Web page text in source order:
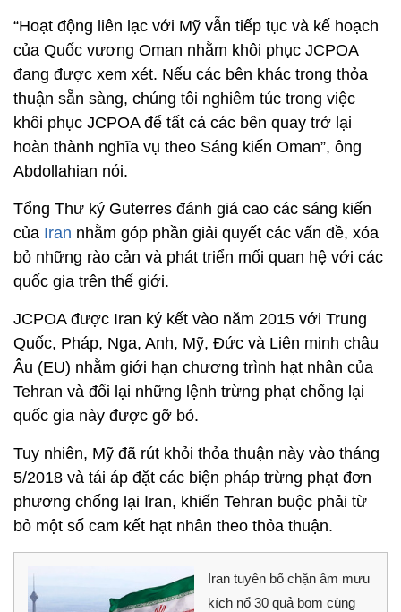
“Hoạt động liên lạc với Mỹ vẫn tiếp tục và kế hoạch
của Quốc vương Oman nhằm khôi phục JCPOA
đang được xem xét. Nếu các bên khác trong thỏa
thuận sẵn sàng, chúng tôi nghiêm túc trong việc
khôi phục JCPOA để tất cả các bên quay trở lại
hoàn thành nghĩa vụ theo Sáng kiến ​​Oman”, ông
Abdollahian nói.
Tổng Thư ký Guterres đánh giá cao các sáng kiến
của Iran nhằm góp phần giải quyết các vấn đề, xóa
bỏ những rào cản và phát triển mối quan hệ với các
quốc gia trên thế giới.
JCPOA được Iran ký kết vào năm 2015 với Trung
Quốc, Pháp, Nga, Anh, Mỹ, Đức và Liên minh châu
Âu (EU) nhằm giới hạn chương trình hạt nhân của
Tehran và đổi lại những lệnh trừng phạt chống lại
quốc gia này được gỡ bỏ.
Tuy nhiên, Mỹ đã rút khỏi thỏa thuận này vào tháng
5/2018 và tái áp đặt các biện pháp trừng phạt đơn
phương chống lại Iran, khiến Tehran buộc phải từ
bỏ một số cam kết hạt nhân theo thỏa thuận.
Iran tuyên bố chặn âm mưu
kích nổ 30 quả bom cùng